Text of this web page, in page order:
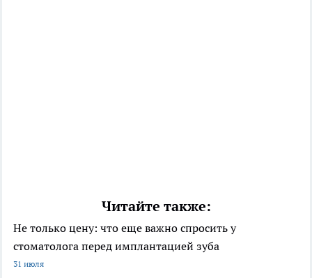
Читайте также:
Не только цену: что еще важно спросить у
стоматолога перед имплантацией зуба
31 июля